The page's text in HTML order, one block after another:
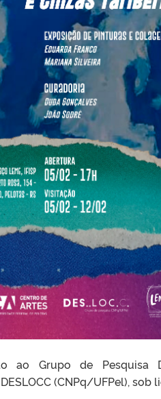
ao Grupo de Pesquisa
(CNPq/UFPel), sob